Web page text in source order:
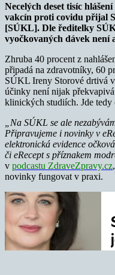
Necelých deset tisíc
vakcín proti covidu přijal
[SÚKL]. Dle ředitelky
vyočkovaných dávek není
Zhruba 40 procent z
připadá na zdravotníky, 60
SÚKL Ireny Storové drtivá
účinky není nijak
klinických studiích. Jde tedy
„Na SÚKL se ale
Připravujeme i novinky v
elektronická evidence
či eRecept s příznakem
v podcastu ZdraveZpravy.cz
novinky fungovat v praxi.